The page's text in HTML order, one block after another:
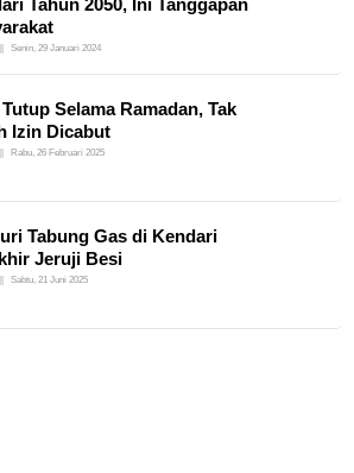
Senin, 29 Januari 2024
Selama Ramadan, Tak
Izin Dicabut
Rabu, 26 Februari 2025
Tabung Gas di Kendari
Jeruji Besi
Sabtu, 21 Juni 2025